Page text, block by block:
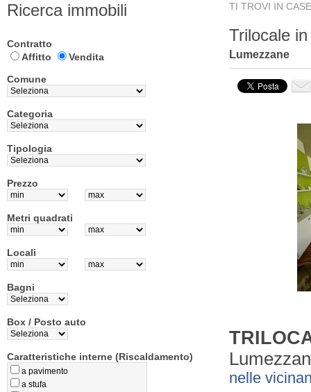
Ricerca immobili
Contratto
Affitto
Vendita
Comune
Categoria
Tipologia
Prezzo
Metri quadrati
Locali
Bagni
Box / Posto auto
Caratteristiche interne (Riscaldamento)
a pavimento
a stufa
TI TROVI IN
Trilocale
Lumezzane
nelle